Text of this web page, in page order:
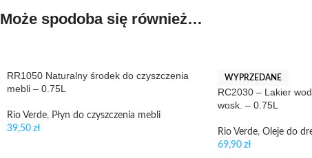
Może spodoba się również…
RR1050 Naturalny środek do czyszczenia
mebli – 0.75L
Rio Verde, Płyn do czyszczenia mebli
39,50 zł
WYPRZEDANE
RC2030 – Lakier
wosk. – 0.75L
Rio Verde, Oleje do
69,90 zł